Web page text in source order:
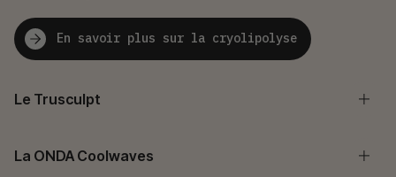
En savoir plus sur la cryolipolyse
Le Trusculpt
La ONDA Coolwaves